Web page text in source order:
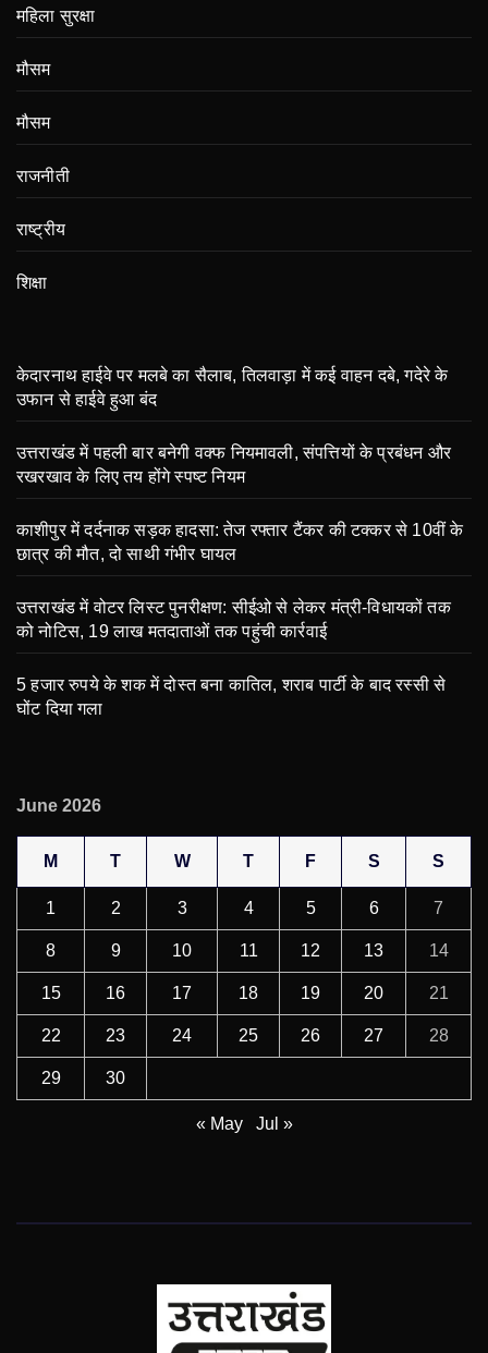
महिला सुरक्षा
मौसम
मौसम
राजनीती
राष्ट्रीय
शिक्षा
केदारनाथ हाईवे पर मलबे का सैलाब, तिलवाड़ा में कई वाहन दबे, गदेरे के
उफान से हाईवे हुआ बंद
उत्तराखंड में पहली बार बनेगी वक्फ नियमावली, संपत्तियों के प्रबंधन और
रखरखाव के लिए तय होंगे स्पष्ट नियम
काशीपुर में दर्दनाक सड़क हादसा: तेज रफ्तार टैंकर की टक्कर से 10वीं के
छात्र की मौत, दो साथी गंभीर घायल
उत्तराखंड में वोटर लिस्ट पुनरीक्षण: सीईओ से लेकर मंत्री-विधायकों तक
को नोटिस, 19 लाख मतदाताओं तक पहुंची कार्रवाई
5 हजार रुपये के शक में दोस्त बना कातिल, शराब पार्टी के बाद रस्सी से
घोंट दिया गला
June 2026
M T W T F S S
1 2 3 4 5 6 7
8 9 10 11 12 13 14
15 16 17 18 19 20 21
22 23 24 25 26 27 28
29 30
« May Jul »